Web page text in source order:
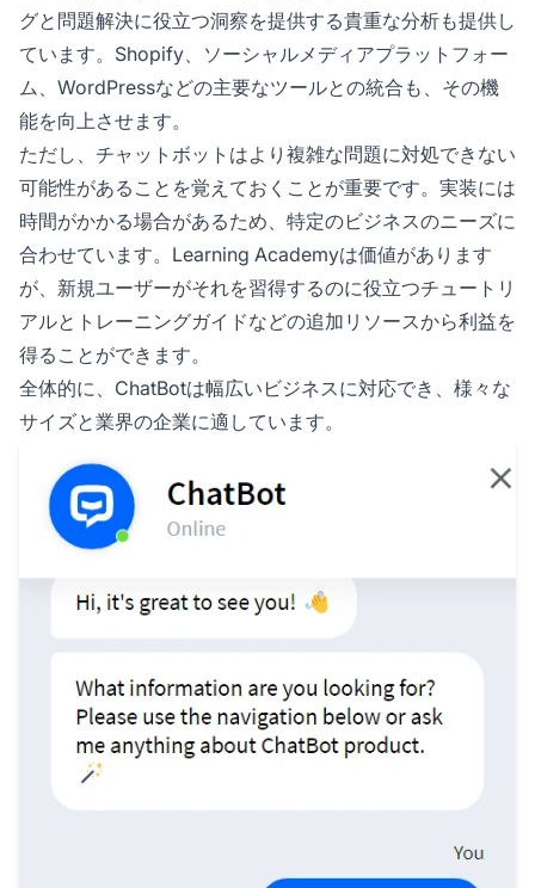
グと問題解決に役立つ洞察を提供する貴重な分析も提供し
ています。Shopify、ソーシャルメディアプラットフォー
ム、WordPressなどの主要なツールとの統合も、その機
能を向上させます。
ただし、チャットボットはより複雑な問題に対処できない
可能性があることを覚えておくことが重要です。実装には
時間がかかる場合があるため、特定のビジネスのニーズに
合わせています。Learning Academyは価値があります
が、新規ユーザーがそれを習得するのに役立つチュートリ
アルとトレーニングガイドなどの追加リソースから利益を
得ることができます。
全体的に、ChatBotは幅広いビジネスに対応でき、様々な
サイズと業界の企業に適しています。